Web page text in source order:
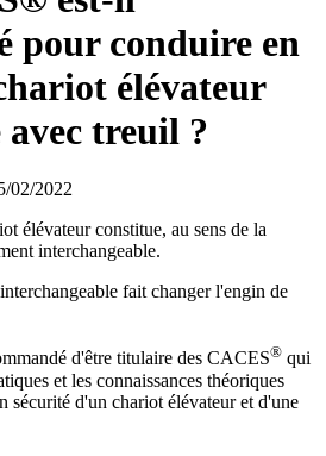
pour conduire en
élévateur
avec treuil ?
02/2022
élévateur constitue, au sens de la
interchangeable.
fait changer l'engin de
d'être titulaire des CACES® qui
et les connaissances théoriques
sécurité d'un chariot élévateur et d'une